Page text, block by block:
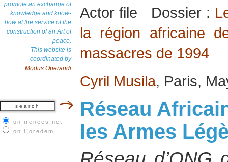
promote an exchange of
knowledge and know-
how at the service of the
construction of an Art of
peace.
This website is
coordinated by
Modus Operandi
on irenees.net
on Coredem
Actor file Dossier :
la région africaine
massacres de 1994
Cyril Musila, Paris,
Réseau
les Armes